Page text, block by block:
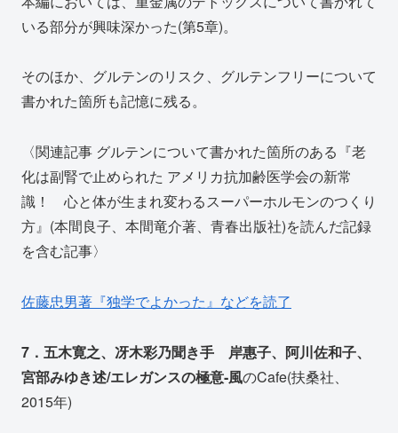
いる部分が興味深かった(第5章)。
そのほか、グルテンのリスク、グルテンフリーについて
書かれた箇所も記憶に残る。
〈関連記事 グルテンについて書かれた箇所のある『老
化は副腎で止められた アメリカ抗加齢医学会の新常
識！ 心と体が生まれ変わるスーパーホルモンのつくり
方』(本間良子、本間竜介著、青春出版社)を読んだ記録
を含む記事〉
佐藤忠男著『独学でよかった』などを読了
7．五木寛之、冴木彩乃聞き手 岸惠子、阿川佐和子、
宮部みゆき述/エレガンスの極意‐風のCafe(扶桑社、
2015年)